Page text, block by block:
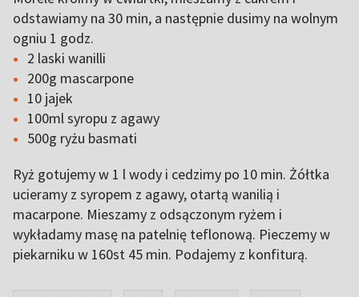
odstawiamy na 30 min, a następnie dusimy na wolnym
ogniu 1 godz.
2 laski wanilli
200g mascarpone
10 jajek
100ml syropu z agawy
500g ryżu basmati
Ryż gotujemy w 1 l wody i cedzimy po 10 min. Żółtka
ucieramy z syropem z agawy, otartą wanilią i
macarpone. Mieszamy z odsączonym ryżem i
wykładamy masę na patelnię teflonową. Pieczemy w
piekarniku w 160st 45 min. Podajemy z konfiturą.